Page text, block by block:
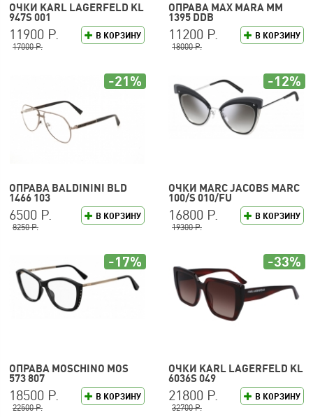
ОЧКИ KARL LAGERFELD KL
947S 001
В КОРЗИНУ
11900 Р.
17000 Р.
ОПРАВА MAX MARA MM
1395 DDB
В КОРЗИНУ
11200 Р.
18000 Р.
ОПРАВА BALDININI BLD
1466 103
В КОРЗИНУ
6500 Р.
8250 Р.
-21%
ОЧКИ MARC JACOBS MARC
100/S 010/FU
В КОРЗИНУ
16800 Р.
19300 Р.
-12%
ОПРАВА MOSCHINO MOS
573 807
В КОРЗИНУ
18500 Р.
22500 Р.
-17%
ОЧКИ KARL LAGERFELD KL
6036S 049
В КОРЗИНУ
21800 Р.
32700 Р.
-33%